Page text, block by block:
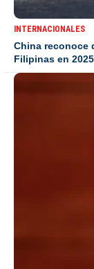
INTERNACIONALES
China reconoce
Filipinas en 2025